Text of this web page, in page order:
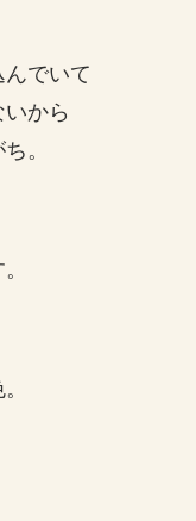
んでいて
から
。